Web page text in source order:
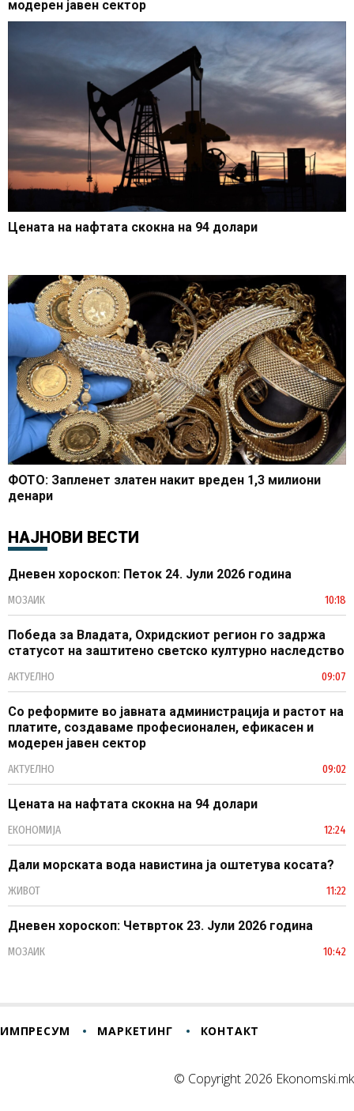
модерен јавен сектор
Цената на нафтата скокна на 94 долари
ФОТО: Запленет златен накит вреден 1,3 милиони
денари
НАЈНОВИ ВЕСТИ
Дневен хороскоп: Петок 24. Јули 2026 година
МОЗАИК 10:18
Победа за Владата, Охридскиот регион го задржа
статусот на заштитено светско културно наследство
АКТУЕЛНО 09:07
Со реформите во јавната администрација и растот на
платите, создаваме професионален, ефикасен и
модерен јавен сектор
АКТУЕЛНО 09:02
Цената на нафтата скокна на 94 долари
ЕКОНОМИЈА 12:24
Дали морската вода навистина ја оштетува косата?
ЖИВОТ 11:22
Дневен хороскоп: Четврток 23. Јули 2026 година
МОЗАИК 10:42
ИМПРЕСУМ МАРКЕТИНГ КОНТАКТ
© Copyright 2026 Ekonomski.mk